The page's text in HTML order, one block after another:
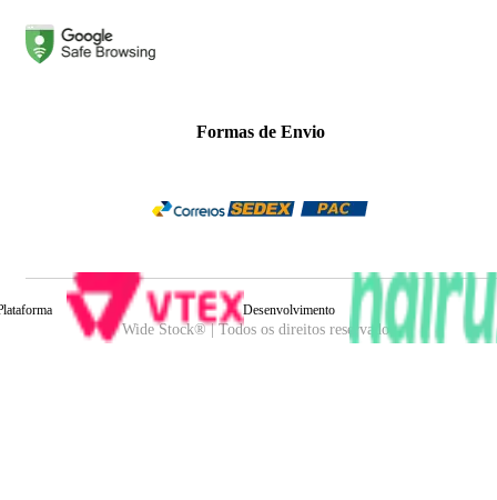
Formas de Envio
Wide Stock® | Todos os direitos reservados.
Desenvolvimento